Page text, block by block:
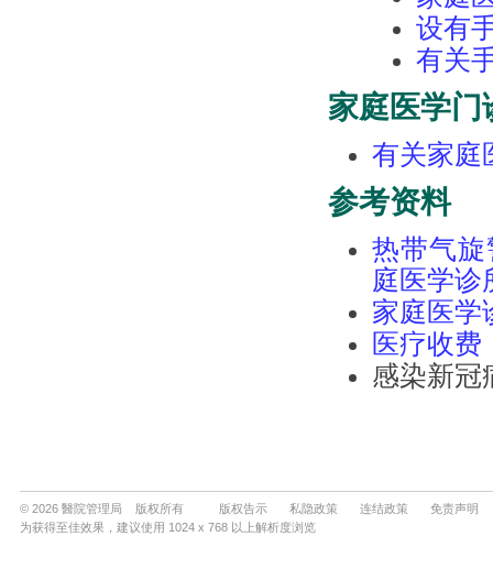
© 2026 醫院管理局 版权所有 版权告示 私隐政策 连结政策
免责声明
为获得至佳效果，建议使用 1024 x 768 以上解析度浏览